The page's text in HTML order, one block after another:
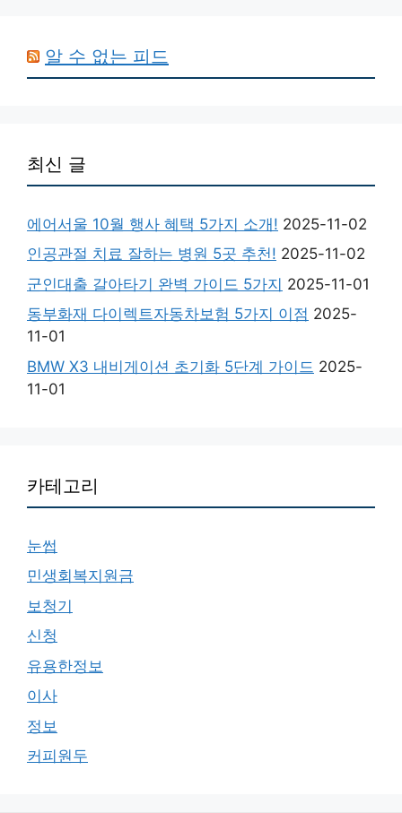
알 수 없는 피드
최신 글
에어서울 10월 행사 혜택 5가지 소개! 2025-11-02
인공관절 치료 잘하는 병원 5곳 추천! 2025-11-02
군인대출 갈아타기 완벽 가이드 5가지 2025-11-01
동부화재 다이렉트자동차보험 5가지 이점 2025-
11-01
BMW X3 내비게이션 초기화 5단계 가이드 2025-
11-01
카테고리
눈썹
민생회복지원금
보청기
신청
유용한정보
이사
정보
커피원두